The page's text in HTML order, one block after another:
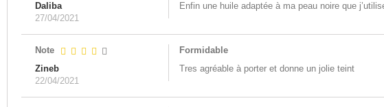
Daliba
27/04/2021
Enfin une huile adaptée à ma peau noire que
Note
Zineb
22/04/2021
Formidable
Tres agréable à porter et donne un jolie teint